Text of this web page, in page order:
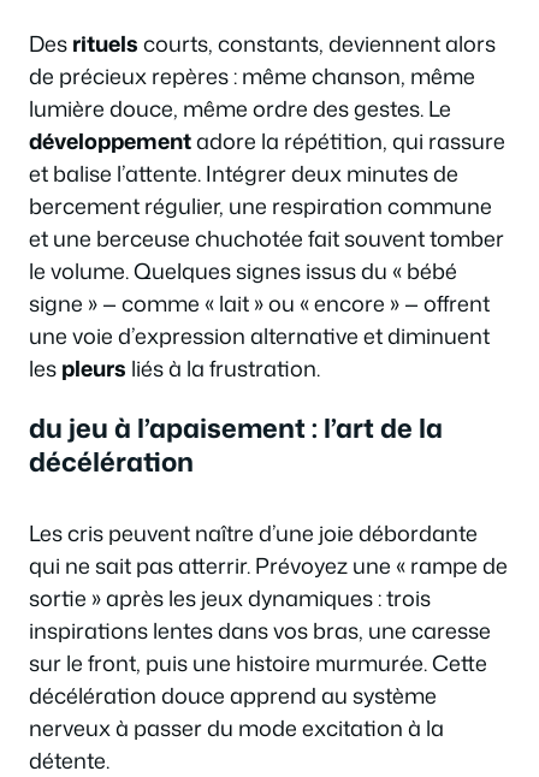
Desrituelscourts, constants, deviennent alors
de précieux repères : même chanson, même
lumière douce, même ordre des gestes. Le
développementadore la répétition, qui rassure
et balise l’attente. Intégrer deux minutes de
bercement régulier, une respiration commune
et une berceuse chuchotée fait souvent tomber
le volume. Quelques signes issus du « bébé
signe » — comme « lait » ou « encore » — offrent
une voie d’expression alternative et diminuent
lespleurs liés à la frustration.
du jeu à l’apaisement : l’art de la
décélération
Les cris peuvent naître d’une joie débordante
qui ne sait pas atterrir. Prévoyez une « rampe de
sortie » après les jeux dynamiques : trois
inspirations lentes dans vos bras, une caresse
sur le front, puis une histoire murmurée. Cette
décélération douce apprend au système
nerveux à passer du mode excitation à la
détente.